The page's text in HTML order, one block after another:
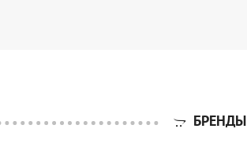
БРЕНДЫ